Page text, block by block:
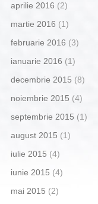
aprilie 2016 (2)
martie 2016 (1)
februarie 2016 (3)
ianuarie 2016 (1)
decembrie 2015 (8)
noiembrie 2015 (4)
septembrie 2015 (1)
august 2015 (1)
iulie 2015 (4)
iunie 2015 (4)
mai 2015 (2)